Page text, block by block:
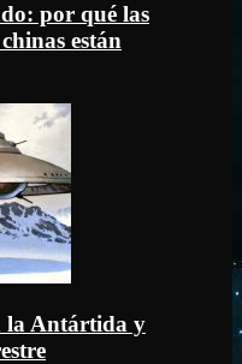
por qué las
están
la Antártida y